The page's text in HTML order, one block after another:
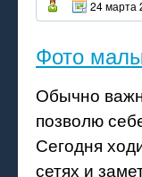
24 марта
Фото
Обычно
позволю
Сегодня
сетях и